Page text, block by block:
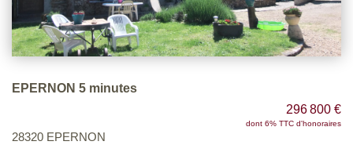
EPERNON 5 minutes
296 800 €
dont 6% TTC d'honoraires
28320 EPERNON